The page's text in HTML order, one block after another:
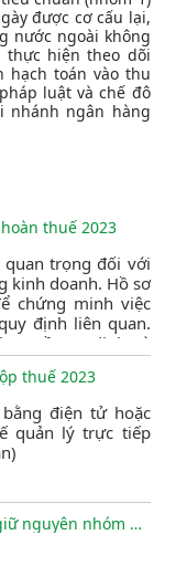
được cơ cấu lại,
nước ngoài không
hiện theo dõi
hạch toán vào thu
luật và chế đô
nhánh ngân hàng
thuế 2023
quan trọng đối với
kinh doanh. Hồ sơ
chứng minh việc
định liên quan.
về quy định và
thiểu các rủi ro
thuế 2023
điện tử hoặc
quản lý trực tiếp
Những khoản nợ nào được gia hạn và giữ nguyên nhóm nợ?
Thông tư số